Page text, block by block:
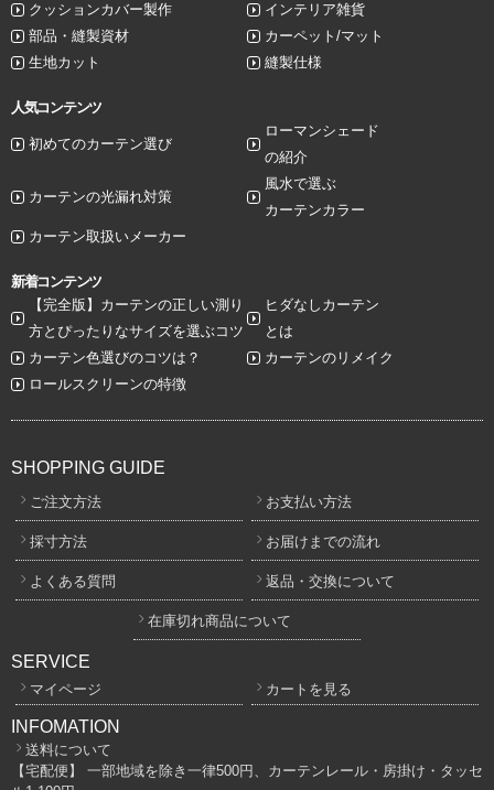
クッションカバー製作
インテリア雑貨
部品・縫製資材
カーペット/マット
生地カット
縫製仕様
人気コンテンツ
初めてのカーテン選び
ローマンシェード
の紹介
カーテンの光漏れ対策
風水で選ぶ
カーテンカラー
カーテン取扱いメーカー
新着コンテンツ
【完全版】カーテンの正しい測り
方とぴったりなサイズを選ぶコツ
ヒダなしカーテン
とは
カーテン色選びのコツは？
カーテンのリメイク
ロールスクリーンの特徴
SHOPPING GUIDE
ご注文方法 お支払い方法
採寸方法 お届けまでの流れ
よくある質問 返品・交換について
在庫切れ商品について
SERVICE
マイページ カートを見る
INFOMATION
送料について
【宅配便】 一部地域を除き一律500円、カーテンレール・房掛け・タッセ